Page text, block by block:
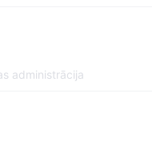
administrācija